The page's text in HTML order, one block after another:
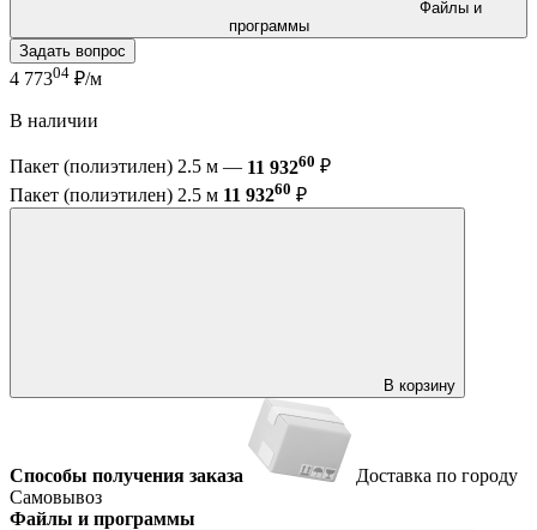
программы
Задать вопрос
4 77304 ₽/м
В наличии
Пакет (полиэтилен) 2.5 м — 11 93260 ₽
Пакет (полиэтилен) 2.5 м 11 93260 ₽
В корзину
Способы получения заказа
Доставка по городу
Самовывоз
Файлы и программы